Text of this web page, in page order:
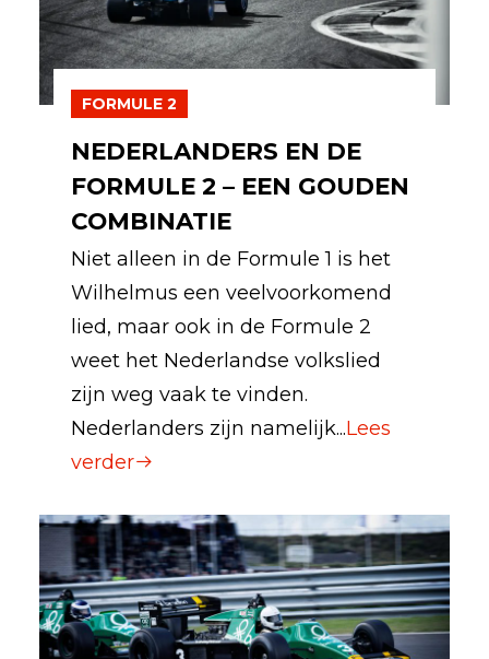
FORMULE 2
NEDERLANDERS EN DE
FORMULE 2 – EEN GOUDEN
COMBINATIE
Niet alleen in de Formule 1 is het
Wilhelmus een veelvoorkomend
lied, maar ook in de Formule 2
weet het Nederlandse volkslied
zijn weg vaak te vinden.
Nederlanders zijn namelijk...Lees
verder